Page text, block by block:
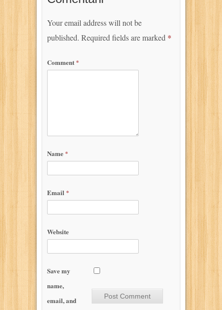
Your email address will not be
published. Required fields are marked *
Comment *
Name *
Email *
Website
Save my
name,
email, and